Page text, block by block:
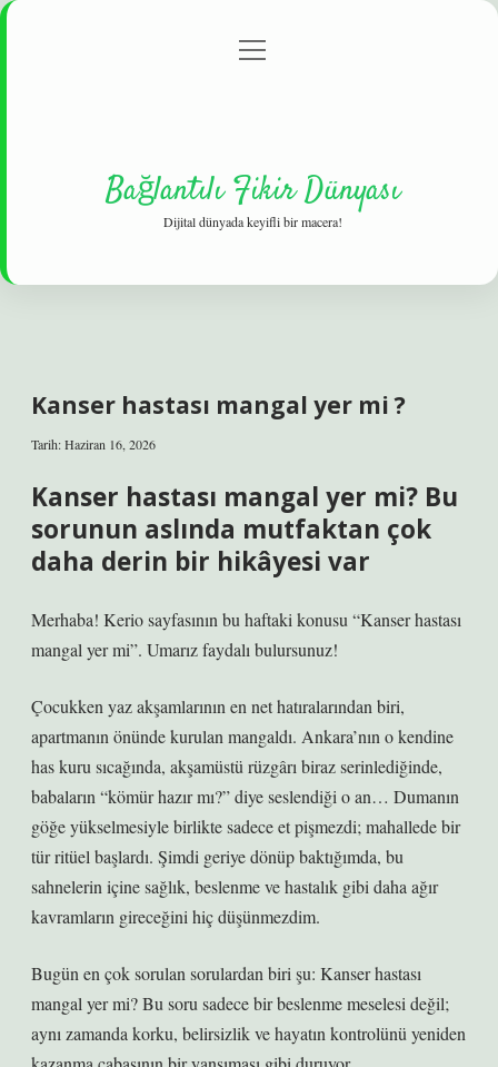
Gizlilik Politikası
menüyü
Bağlantılı Fikir Dünyası
Dijital dünyada keyifli bir macera!
Kanser hastası mangal yer mi ?
Tarih: Haziran 16, 2026
Kanser hastası mangal yer mi? Bu
sorunun aslında mutfaktan çok
daha derin bir hikâyesi var
Merhaba! Kerio sayfasının bu haftaki konusu “Kanser hastası
mangal yer mi”. Umarız faydalı bulursunuz!
Çocukken yaz akşamlarının en net hatıralarından biri,
apartmanın önünde kurulan mangaldı. Ankara’nın o kendine
has kuru sıcağında, akşamüstü rüzgârı biraz serinlediğinde,
babaların “kömür hazır mı?” diye seslendiği o an… Dumanın
göğe yükselmesiyle birlikte sadece et pişmezdi; mahallede bir
tür ritüel başlardı. Şimdi geriye dönüp baktığımda, bu
sahnelerin içine sağlık, beslenme ve hastalık gibi daha ağır
kavramların gireceğini hiç düşünmezdim.
Bugün en çok sorulan sorulardan biri şu: Kanser hastası
mangal yer mi? Bu soru sadece bir beslenme meselesi değil;
aynı zamanda korku, belirsizlik ve hayatın kontrolünü yeniden